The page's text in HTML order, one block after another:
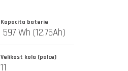
Kapacita baterie
597 Wh (12,75Ah)
Velikost kola (palce)
11 Následující